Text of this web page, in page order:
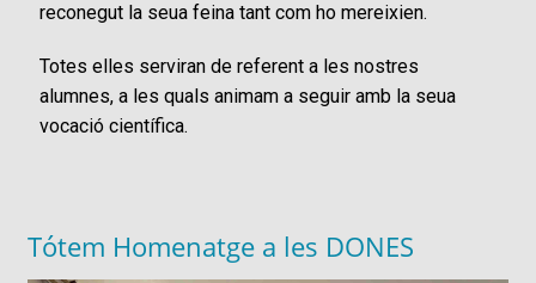
reconegut la seua feina tant com ho mereixien.
Totes elles serviran de referent a les nostres
alumnes, a les quals animam a seguir amb la seua
vocació científica.
Tótem Homenatge a les DONES